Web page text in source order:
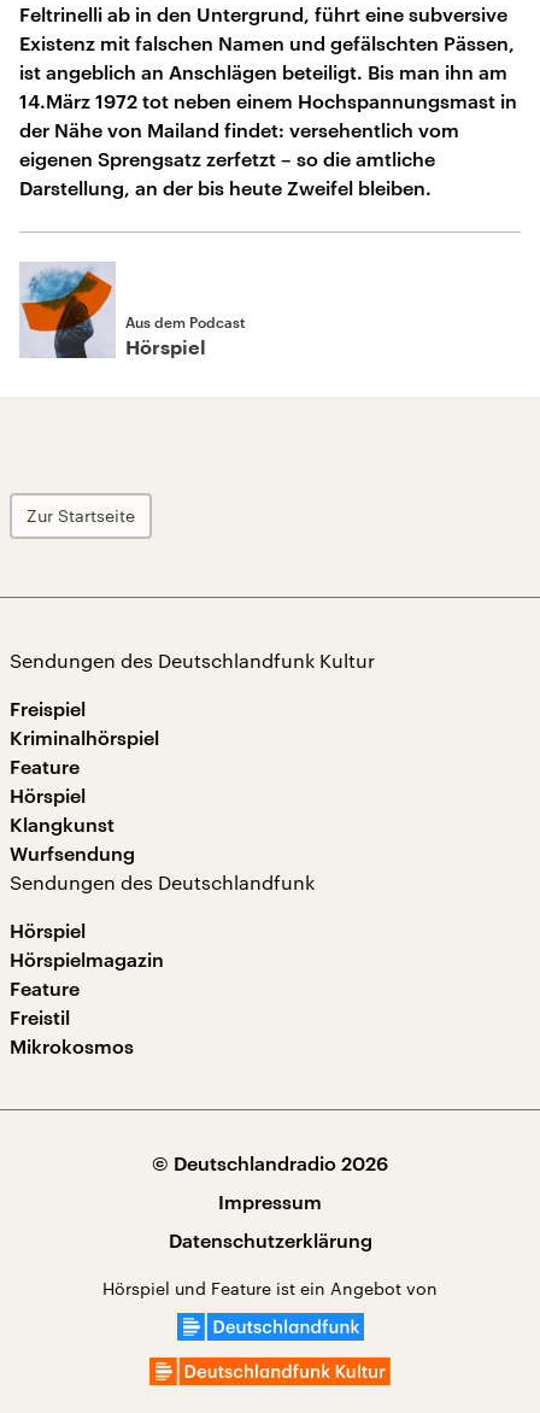
Feltrinelli ab in den Untergrund, führt eine subversive
Existenz mit falschen Namen und gefälschten Pässen,
ist angeblich an Anschlägen beteiligt. Bis man ihn am
14.März 1972 tot neben einem Hochspannungsmast in
der Nähe von Mailand findet: versehentlich vom
eigenen Sprengsatz zerfetzt – so die amtliche
Darstellung, an der bis heute Zweifel bleiben.
Aus dem Podcast
Hörspiel
Zur Startseite
Sendungen des Deutschlandfunk Kultur
Freispiel
Kriminalhörspiel
Feature
Hörspiel
Klangkunst
Wurfsendung
Sendungen des Deutschlandfunk
Hörspiel
Hörspielmagazin
Feature
Freistil
Mikrokosmos
© Deutschlandradio 2026
Impressum
Datenschutzerklärung
Hörspiel und Feature ist ein Angebot von